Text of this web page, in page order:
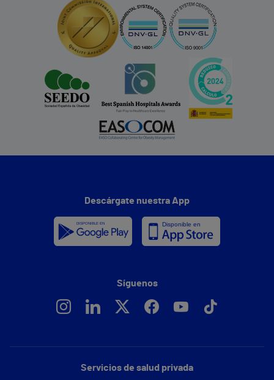
Servicios de salud privada
Descárgate nuestra App
Síguenos